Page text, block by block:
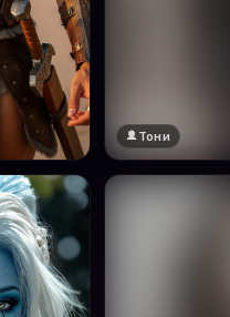
🔞 18+
Тони